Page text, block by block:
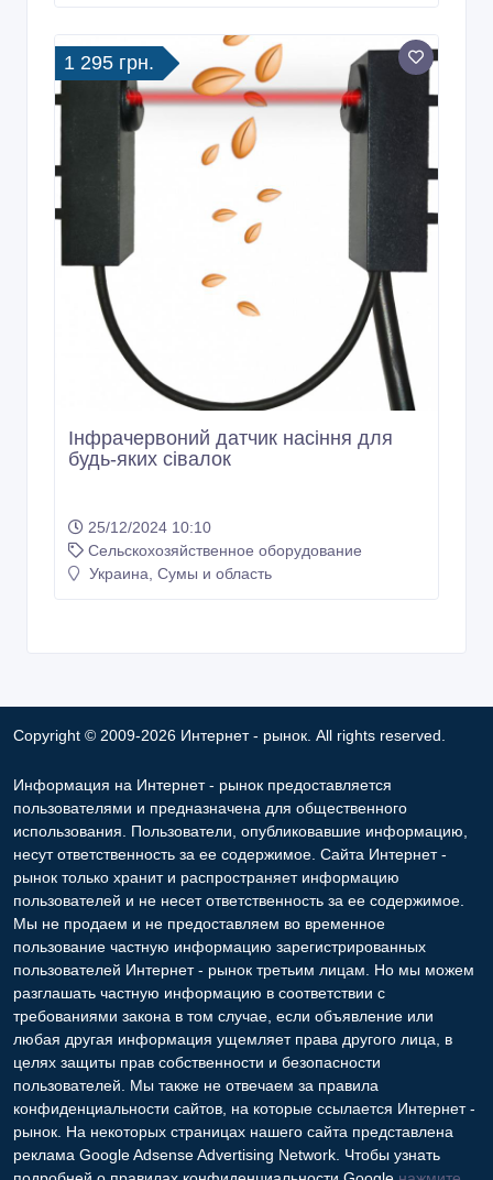
1 295 грн.
Інфрачервоний датчик насіння для
будь-яких сівалок
25/12/2024 10:10
Сельскохозяйственное оборудование
Украина, Сумы и область
Copyright © 2009-2026 Интернет - рынок. All rights reserved.
Информация на Интернет - рынок предоставляется
пользователями и предназначена для общественного
использования. Пользователи, опубликовавшие информацию,
несут ответственность за ее содержимое. Сайта Интернет -
рынок только хранит и распространяет информацию
пользователей и не несет ответственность за ее содержимое.
Мы не продаем и не предоставляем во временное
пользование частную информацию зарегистрированных
пользователей Интернет - рынок третьим лицам. Но мы можем
разглашать частную информацию в соответствии с
требованиями закона в том случае, если объявление или
любая другая информация ущемляет права другого лица, в
целях защиты прав собственности и безопасности
пользователей. Мы также не отвечаем за правила
конфиденциальности сайтов, на которые ссылается Интернет -
рынок. На некоторых страницах нашего сайта представлена
реклама Google Adsense Advertising Network. Чтобы узнать